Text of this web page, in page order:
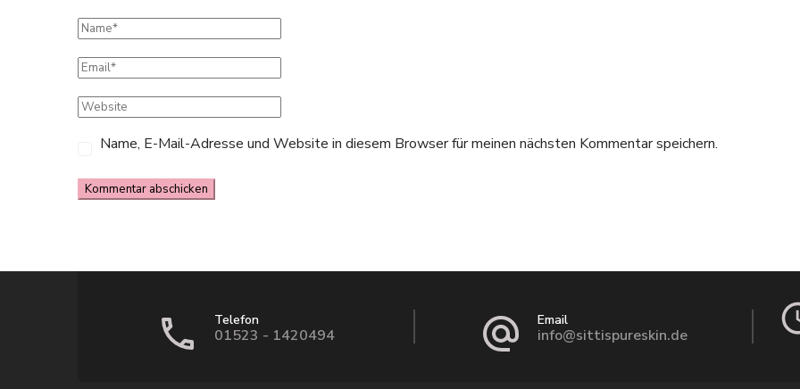
Name, E-Mail-Adresse und Website in diesem Browser für meinen nächsten Kommentar speichern.
Telefon
01523 - 1420494
Email
info@sittispureskin.de